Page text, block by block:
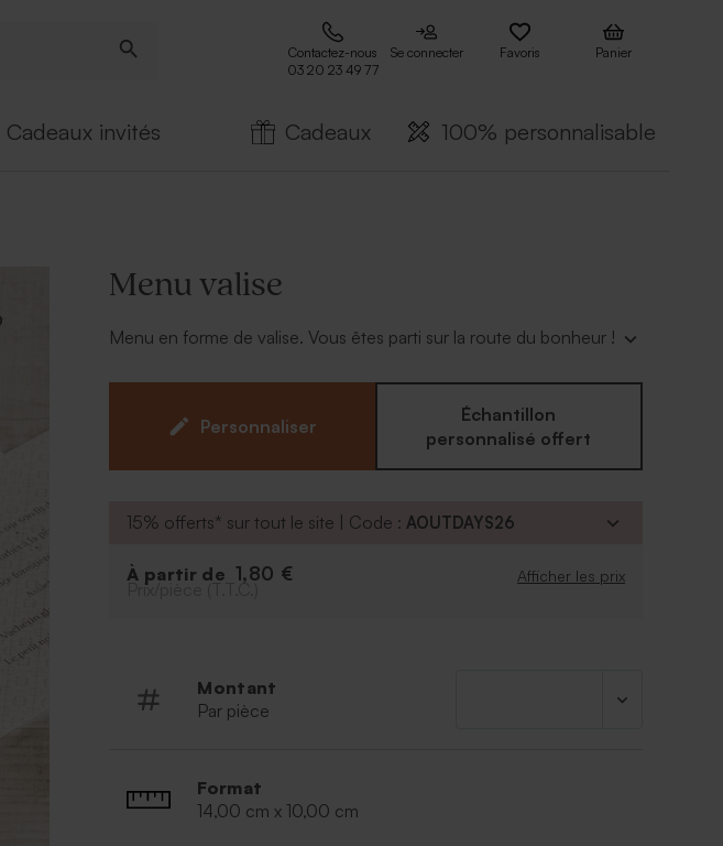
Contactez-nous
03 20 23 49 77
Se connecter Favoris Panier
Cadeaux invités Cadeaux 100% personnalisable
Menu valise
Menu en forme de valise. Vous êtes parti sur la route du bonheur !
Personnaliser
Échantillon
personnalisé offert
15% offerts* sur tout le site | Code :AOUTDAYS26
À partir de 1,80 € Afficher les prix
Prix/pièce (T.T.C.)
Montant
Par pièce
Format
14,00 cm x 10,00 cm